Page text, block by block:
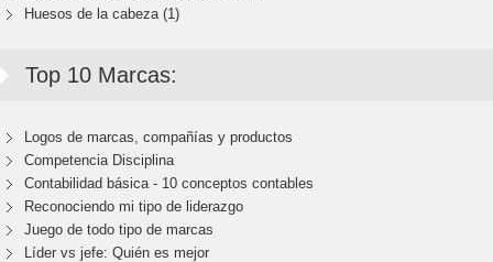
Huesos de la cabeza (1)
Top 10 Marcas:
Logos de marcas, compañías y productos
Competencia Disciplina
Contabilidad básica - 10 conceptos contables
Reconociendo mi tipo de liderazgo
Juego de todo tipo de marcas
Líder vs jefe: Quién es mejor